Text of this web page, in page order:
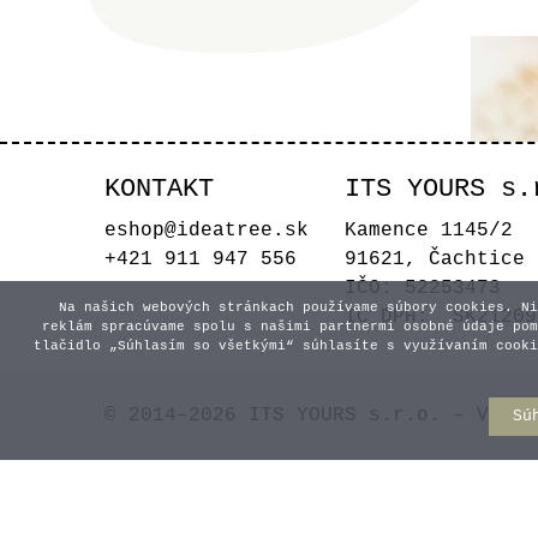
KONTAKT
eshop@ideatree.sk
+421 911 947 556
ITS YOURS
Kamence 1145/2
91621, Čachtice
IČO: 52253473
IČ DPH:
© 2014–2026 ITS YOURS s.r.o. –
Na našich webových stránkach používame súbory
reklám spracúvame spolu s našimi partnermi osobné údaje
tlačidlo „Súhlasím so všetkými“ súhlasíte s využívaním